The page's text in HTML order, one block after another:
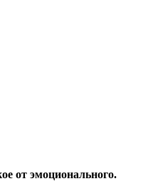
от эмоционального.